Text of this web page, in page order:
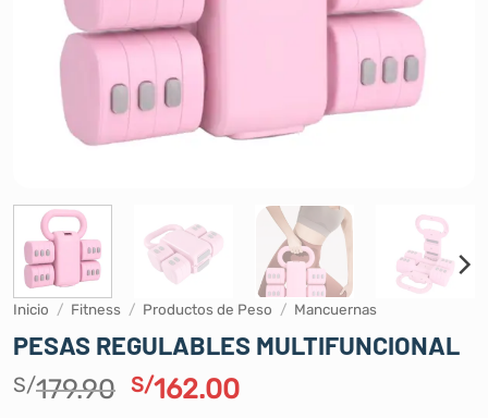
Inicio / Fitness / Productos de Peso / Mancuernas
PESAS REGULABLES MULTIFUNCIONAL
S/179.90 El
S/162.00El